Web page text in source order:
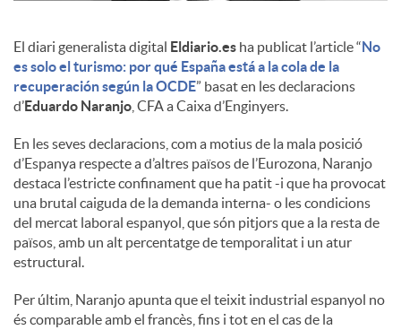
c
o
n
t
i
El diari generalista digital Eldiario.es ha publicat l’article “No
es solo el turismo: por qué España está a la cola de la
recuperación según la OCDE” basat en les declaracions
d’Eduardo Naranjo , CFA a Caixa d’Enginyers.
En les seves declaracions, com a motius de la mala posició
d’Espanya respecte a d’altres països de l’Eurozona, Naranjo
destaca l’estricte confinament que ha patit -i que ha provocat
una brutal caiguda de la demanda interna- o les condicions
del mercat laboral espanyol, que són pitjors que a la resta de
països, amb un alt percentatge de temporalitat i un atur
estructural.
Per últim, Naranjo apunta que el teixit industrial espanyol no
és comparable amb el francès, fins i tot en el cas de la